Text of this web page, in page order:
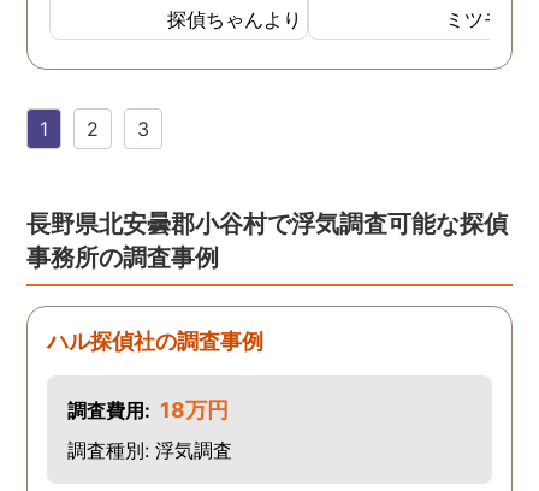
した。今回また夫の浮気疑
惑が浮上し、今度こそは探
偵選びにも気を遣いまし
せの段階から「ここなら安
査期間の間に動かぬ証拠を
いくつも掴んできてくれま
した。追加の調査費用など
もなく、探偵選びの重要さ
を感じました。
探偵ちゃんより ミツモア
1 2 3
長野県北安曇郡小谷村で浮気調査可能な探偵
事務所の調査事例
ハル探偵社の調査事例
調査費用: 18万円
調査種別: 浮気調査